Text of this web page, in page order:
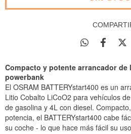
Compacto y potente arrancador
powerbank
El OSRAM BATTERYstart400 es un
Litio Cobalto LiCoO2 para vehículos
de gasolina y 4L con diesel.
potencia, el BATTERYstart400 cabe
su coche - lo que hace más fácil su